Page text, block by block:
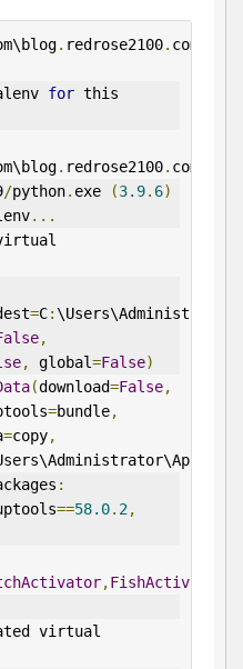
. redrose2100. com
for this
. redrose2100.
/python. exe (3.9. 6)
...
=C:
,
, global=False)
(download=False,
=bundle,
=copy,
:
==58.0. 2,
,FishActivator
virtual